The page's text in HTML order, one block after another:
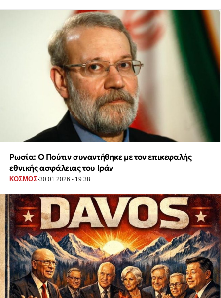
Ρωσία: Ο Πούτιν συναντήθηκε με τον επικεφαλής
εθνικής ασφάλειας του Ιράν
ΚΟΣΜΟΣ·30.01.2026 - 19:38